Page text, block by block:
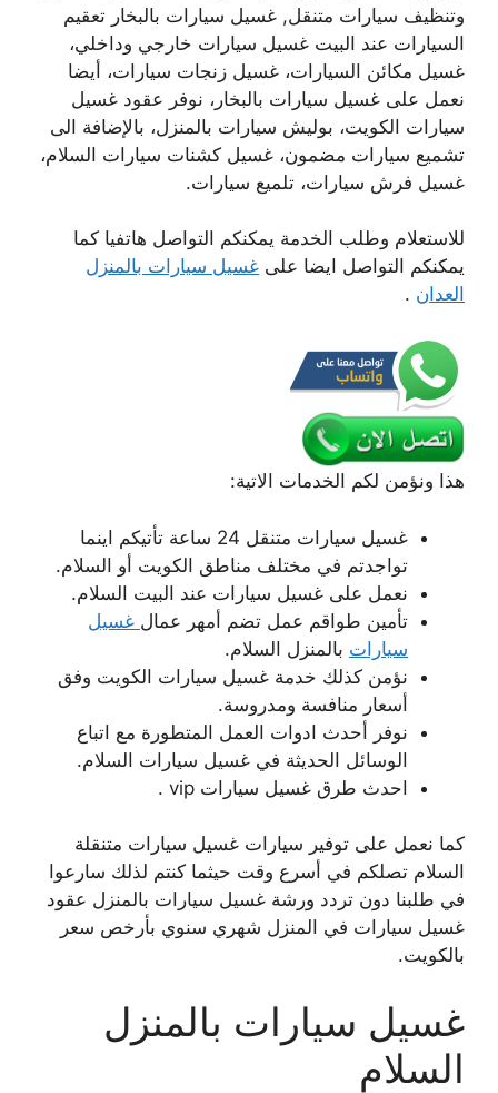
وتنظيف سيارات متنقل, غسيل سيارات بالبخار تعقيم
السيارات عند البيت غسيل سيارات خارجي وداخلي،
غسيل مكائن السيارات، غسيل زنجات سيارات، أيضا
نعمل على غسيل سيارات بالبخار، نوفر عقود غسيل
سيارات الكويت، بوليش سيارات بالمنزل، بالإضافة الى
تشميع سيارات مضمون، غسيل كشنات سيارات السلام،
غسيل فرش سيارات، تلميع سيارات.
للاستعلام وطلب الخدمة يمكنكم التواصل هاتفيا كما
يمكنكم التواصل ايضا على غسيل سيارات بالمنزل
العدان .
هذا ونؤمن لكم الخدمات الاتية:
غسيل سيارات متنقل 24 ساعة تأتيكم اينما
تواجدتم في مختلف مناطق الكويت أو السلام.
نعمل على غسيل سيارات عند البيت السلام.
تأمين طواقم عمل تضم أمهر عمال غسيل
سيارات بالمنزل السلام.
نؤمن كذلك خدمة غسيل سيارات الكويت وفق
أسعار منافسة ومدروسة.
نوفر أحدث ادوات العمل المتطورة مع اتباع
الوسائل الحديثة في غسيل سيارات السلام.
احدث طرق غسيل سيارات vip .
كما نعمل على توفير سيارات غسيل سيارات متنقلة
السلام تصلكم في أسرع وقت حيثما كنتم لذلك سارعوا
في طلبنا دون تردد ورشة غسيل سيارات بالمنزل عقود
غسيل سيارات في المنزل شهري سنوي بأرخص سعر
بالكويت.
غسيل سيارات بالمنزل
السلام